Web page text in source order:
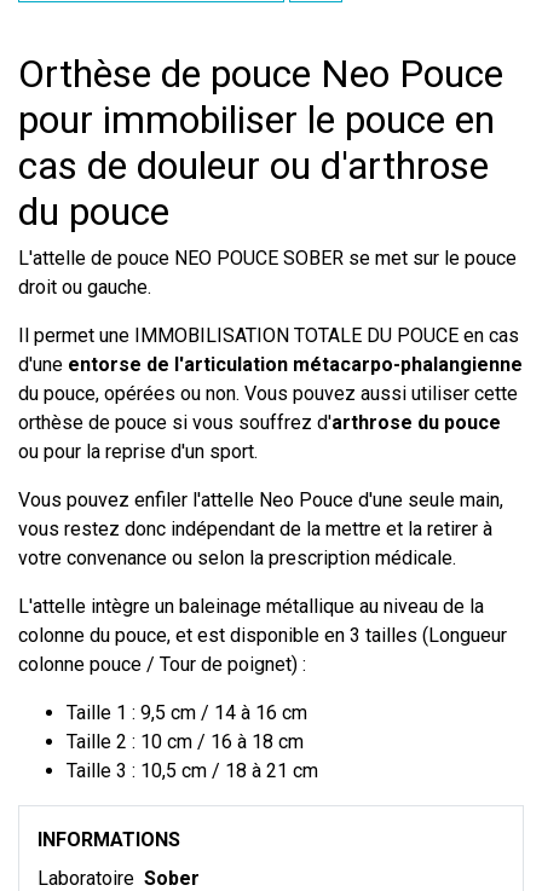
Orthèse de pouce Neo Pouce
pour immobiliser le pouce en
cas de douleur ou d'arthrose
du pouce
L'attelle de pouce NEO POUCE SOBER se met sur le pouce
droit ou gauche.
Il permet une IMMOBILISATION TOTALE DU POUCE en cas
d'une entorse de l'articulation métacarpo-phalangienne
du pouce, opérées ou non. Vous pouvez aussi utiliser cette
orthèse de pouce si vous souffrez d'arthrose du pouce
ou pour la reprise d'un sport.
Vous pouvez enfiler l'attelle Neo Pouce d'une seule main,
vous restez donc indépendant de la mettre et la retirer à
votre convenance ou selon la prescription médicale.
L'attelle intègre un baleinage métallique au niveau de la
colonne du pouce, et est disponible en 3 tailles (Longueur
colonne pouce / Tour de poignet) :
Taille 1 : 9,5 cm / 14 à 16 cm
Taille 2 : 10 cm / 16 à 18 cm
Taille 3 : 10,5 cm / 18 à 21 cm
INFORMATIONS
Laboratoire Sober